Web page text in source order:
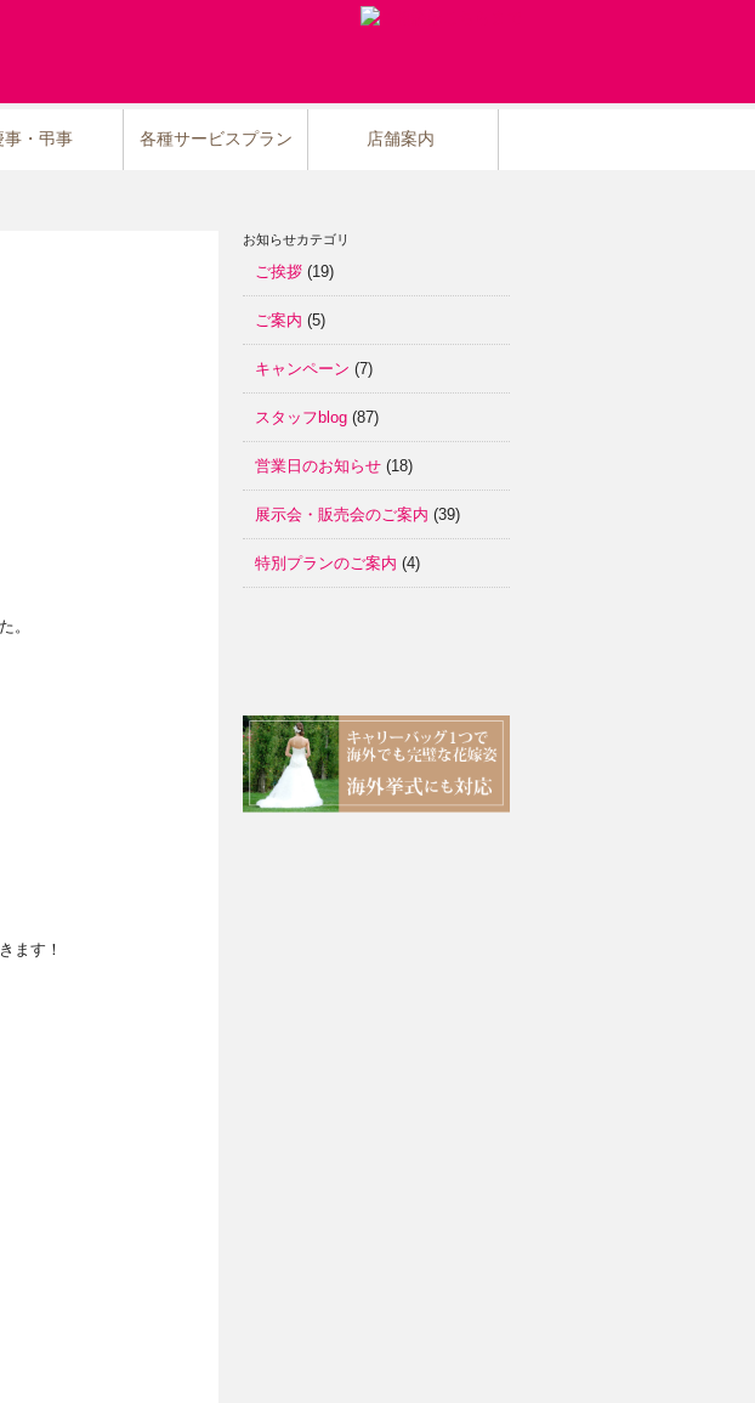
事・弔事 各種サービスプラン 店舗案内
。
ます！
お知らせカテゴリ
ご挨拶(19)
ご案内 (5)
キャンペーン (7)
スタッフblog(87)
営業日のお知らせ(18)
展示会・販売会のご案内 (39)
特別プランのご案内 (4)